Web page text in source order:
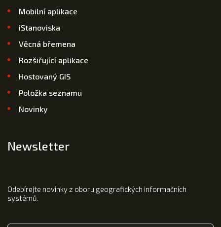
Mobilní aplikace
iStanoviska
Věcná břemena
Rozšiřující aplikace
Hostovaný GIS
Položka seznamu
Novinky
Newsletter
Odebírejte novinky z oboru geografických informačních
systémů.